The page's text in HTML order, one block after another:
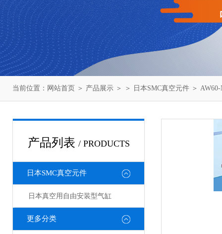
当前位置： 网站首页 ＞ 产品展示 ＞ ＞ 日本SMC真空元件 ＞
产品列表 / PRODUCTS
日本SMC真空元件
日本真空用自由安装型气缸
更多分类